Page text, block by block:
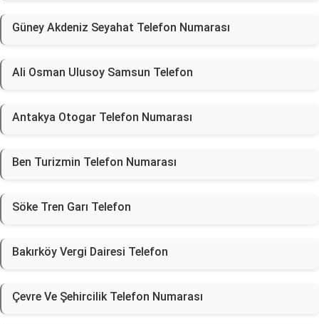
Güney Akdeniz Seyahat Telefon Numarası
Ali Osman Ulusoy Samsun Telefon
Antakya Otogar Telefon Numarası
Ben Turizmin Telefon Numarası
Söke Tren Garı Telefon
Bakırköy Vergi Dairesi Telefon
Çevre Ve Şehircilik Telefon Numarası